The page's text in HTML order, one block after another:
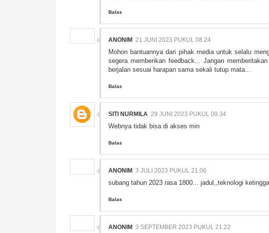
Balas
ANONIM 21 JUNI 2023 PUKUL 08.24
Mohon bantuannya dari pihak media untuk selalu
segera memberikan feedback... Jangan
berjalan sesuai harapan sama sekali tutup mata...
Balas
SITI NURMILA 29 JUNI 2023 PUKUL 09.34
Webnya tidak bisa di akses min
Balas
ANONIM 3 JULI 2023 PUKUL 21.06
subang tahun 2023 rasa 1800... jadul,,teknologi
Balas
ANONIM 3 SEPTEMBER 2023 PUKUL 21.22